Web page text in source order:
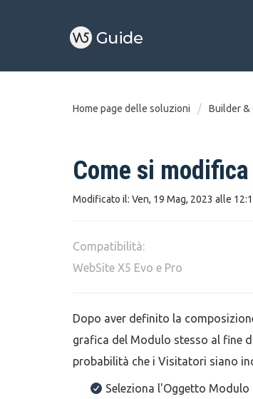
Home page delle soluzioni Builder &
Come si
Modificato il: Ven, 19 Mag, 2023 alle
Compatibilità:
WebSite X5 Evo e Pro
Dopo aver definito la
grafica del Modulo stesso al fine
probabilità che i Visitatori siano
Seleziona l'Oggetto